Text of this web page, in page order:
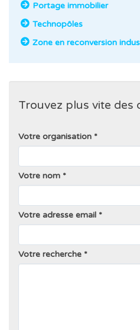
Portage immobilier
Technopôles
Zone en reconversion
Trouvez plus vite des
Votre organisation
Votre nom
Votre adresse email
Votre recherche